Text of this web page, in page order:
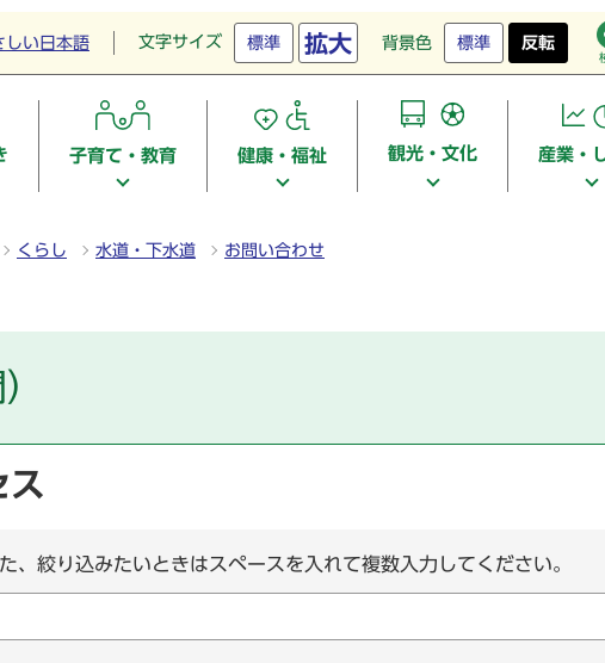
しい日本語 文字サイズ 標準 拡大 背景色 標準 反転
子育て・教育 健康・福祉 観光・文化 産業・
くらし 水道・下水道 お問い合わせ
ス
、絞り込みたいときはスペースを入れて複数入力してください。